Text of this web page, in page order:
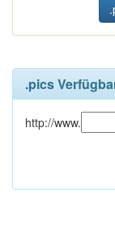
.pics
http://www.